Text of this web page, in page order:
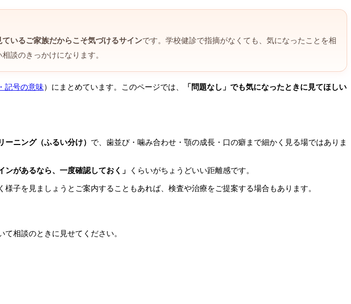
ているご家族だからこそ気づけるサインです。学校健診で指摘がなくても、気になったことを相
談のきっかけになります。
記号の意味）にまとめています。このページでは、
「問題なし」でも気になったときに見てほしい
ーニング（ふるい分け） で、歯並び・噛み合わせ・顎の成長・口の癖まで細かく見る場ではありま
ンがあるなら、一度確認しておく」 くらいがちょうどいい距離感です。
子を見ましょうとご案内することもあれば、検査や治療をご提案する場合もあります。
相談のときに見せてください。